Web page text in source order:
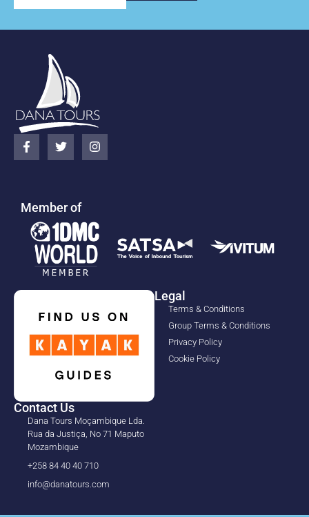
Member of
Legal
Terms & Conditions
Group Terms & Conditions
Privacy Policy
Cookie Policy
Contact Us
Dana Tours Moçambique Lda.
Rua da Justiça, No 71 Maputo
Mozambique
+258 84 40 40 710
info@danatours.com